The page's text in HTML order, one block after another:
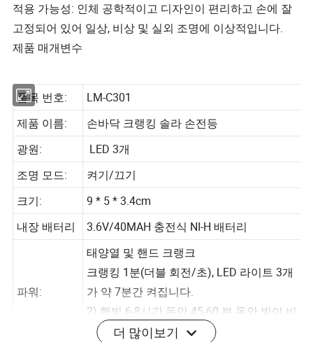
적용 가능성: 인체 공학적이고 디자인이 편리하고 손에 잘
고정되어 있어 일상, 비상 및 실외 조명에 이상적입니다.
제품 매개변수
품목 번호: LM-C301
제품 이름:
손바닥 크랭킹 솔라 손전등
광원:
LED 3개
조명 모드:
켜기/끄기
크기: 9 * 5 * 3.4cm
내장 배터리 3.6V/40MAH 충전식 NI-H 배터리
태양열 및 핸드 크랭크
크랭킹 1분(더블 회전/초), LED 라이트 3개
가 약 7분간 켜집니다.
2) 햇빛 6-8시간 동안 45-60 분 동안 빛이 비
더 많이보기